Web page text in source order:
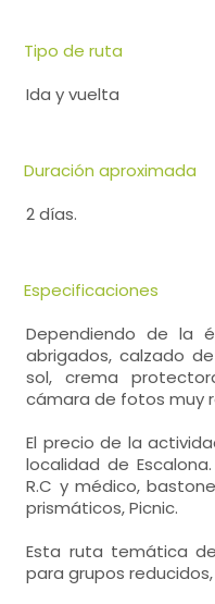
Tipo de ruta
Ida y vuelta
Duración aproximada
2 días.
Especificaciones
Dependiendo de la
abrigados, calzado
sol, crema
cámara de fotos muy
El precio de la
localidad de
R.C y médico,
prismáticos, Picnic.
Esta ruta temática
para grupos